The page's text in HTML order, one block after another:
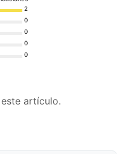
• BENZYL
• ALOE
TOCOPHEROL •
flecha
2
0
0
0
0
artículo.